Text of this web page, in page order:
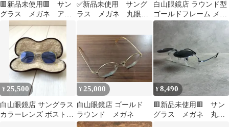
🟥新品未使用🟥 サン
グラス メガネ アイ
ウェア フレンチヴィ
ンテージ ラウンド
丸メガネ 丸眼鏡 ボ
ストン レトロ べっ
甲 べっこう ブラウ
ンデミ メンズ レデ
ィース ユニセック
ス G-2
✅新品未使用 サング
ラス メガネ 丸眼
ンデミ G
白山眼鏡店 ラウンド型
ゴールドフレーム メガ
ネ
¥25,500
白山眼鏡店 サングラス
カラーレンズ ボストン
¥25,000
白山眼鏡店 ゴールド
ラウンド メガネ
¥8,490
🟥新品未使用🟥 サン
グラス メガネ 丸メ